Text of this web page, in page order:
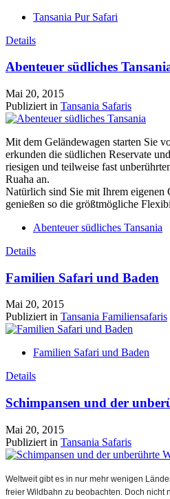
Tansania Pur Safari
Details
Abenteuer südliches
Mai 20, 2015
Publiziert in Tansania Safaris
Mit dem Geländewagen starten Sie
erkunden die südlichen Reservate
riesigen und teilweise fast
Ruaha an.
Natürlich sind Sie mit Ihrem eigenen
genießen so die größtmögliche
Abenteuer südliches Tansania
Details
Familien Safari und Baden
Mai 20, 2015
Publiziert in Tansania Familiensafaris
Familien Safari und Baden
Details
Schimpansen und der
Mai 20, 2015
Publiziert in Tansania Safaris
Weltweit gibt es in nur mehr wenigen
freier Wildbahn zu beobachten. Doch nicht